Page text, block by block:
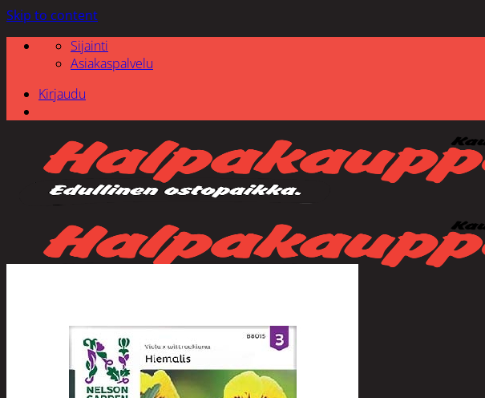
Skip to content
Sijainti
Asiakaspalvelu
Kirjaudu
Etsi: